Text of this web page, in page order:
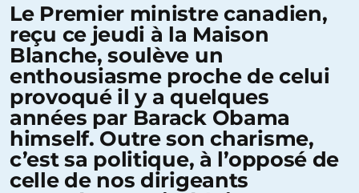
Le Premier ministre canadien,
reçu ce jeudi à la Maison
Blanche, soulève un
enthousiasme proche de celui
provoqué il y a quelques
années par Barack Obama
himself. Outre son charisme,
c’est sa politique, à l’opposé de
celle de nos dirigeants